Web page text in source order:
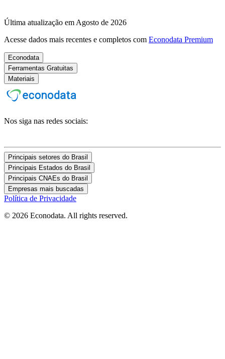
Última atualização em Agosto de 2026
Acesse dados mais recentes e completos com Econodata Premium
Econodata
Ferramentas Gratuitas
Materiais
Nos siga nas redes sociais:
Principais setores do Brasil
Principais Estados do Brasil
Principais CNAEs do Brasil
Empresas mais buscadas
Política de Privacidade
© 2026 Econodata. All rights reserved.